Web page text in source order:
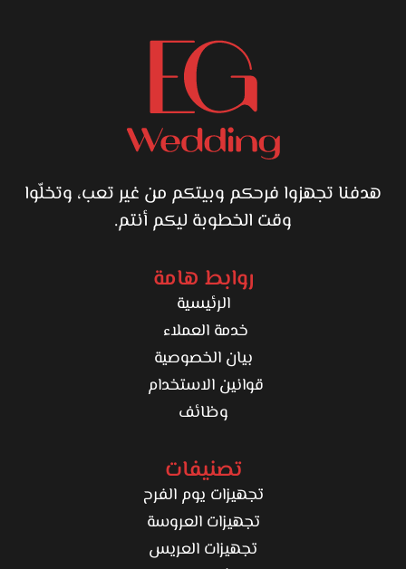
هدفنا تجهزوا فرحكم وبيتكم من غير تعب، وتخلّوا
وقت الخطوبة ليكم أنتم.
روابط هامة
الرئيسية
خدمة العملاء
بيان الخصوصية
قوانين الاستخدام
وظائف
تصنيفات
تجهيزات يوم الفرح
تجهيزات العروسة
تجهيزات العريس